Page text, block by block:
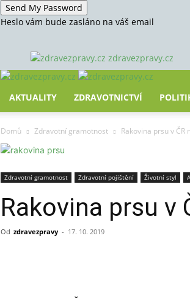
Heslo vám bude zasláno na váš email
zdravezpravy.cz
AKTUALITY ZDRAVOTNICTVÍ
Domů Zdravotní gramotnost Rakovina prsu v
Zdravotní gramotnost Zdravotní pojištění Životní styl
Rakovina prsu v
Od zdravezpravy - 17. 10. 2019